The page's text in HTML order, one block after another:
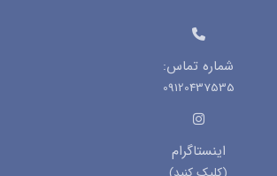
شماره تماس:
09120437535
اینستاگرام